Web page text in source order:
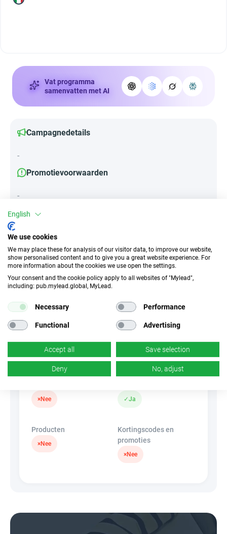
Vat programma
samenvatten met AI
Campagnedetails
-
Promotievoorwaarden
-
Attributen
Apparaten
Desktop
Geen Incent
EPC
n/b
CR
Deeplink
×Nee ✓Ja
Producten
×Nee
Kortingscodes en
promoties
×Nee
English
We use cookies
We may place these for analysis of our visitor data, to improve our website,
show personalised content and to give you a great website experience. For
more information about the cookies we use open the settings.
Your consent and the cookie policy apply to all websites of "Mylead",
including: pub.mylead.global, MyLead.
Necessary Performance
Functional Advertising
Accept all Save selection
Deny No, adjust